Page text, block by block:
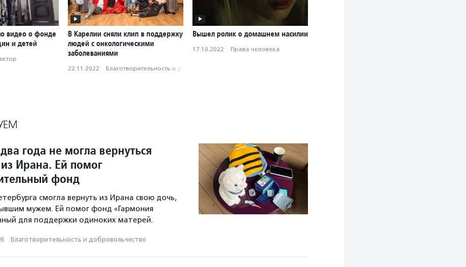
видео о фонде
и детей
В Карелии сняли клип в поддержку
людей с онкологическими
заболеваниями
22.11.2022 · Благотвори­тель­ность и доброволь­чест­во
Вышел ролик о домашнем насилии
17.10.2022 · Права человека
года не могла вернуться
Ирана. Ей помог
фонд
смогла вернуть из Ирана свою дочь,
мужем. Ей помог фонд «Гармония
для поддержки одиноких матерей.
· Благотвори­тель­ность и доброволь­чест­во